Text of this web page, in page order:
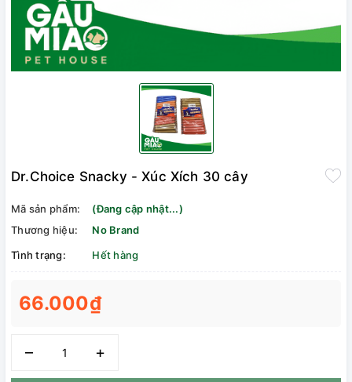
Dr.Choice Snacky - Xúc Xích 30 cây
Mã sản phẩm:
(Đang cập nhật...)
Thương hiệu:
No Brand
Tình trạng:
Hết hàng
66.000₫
– +